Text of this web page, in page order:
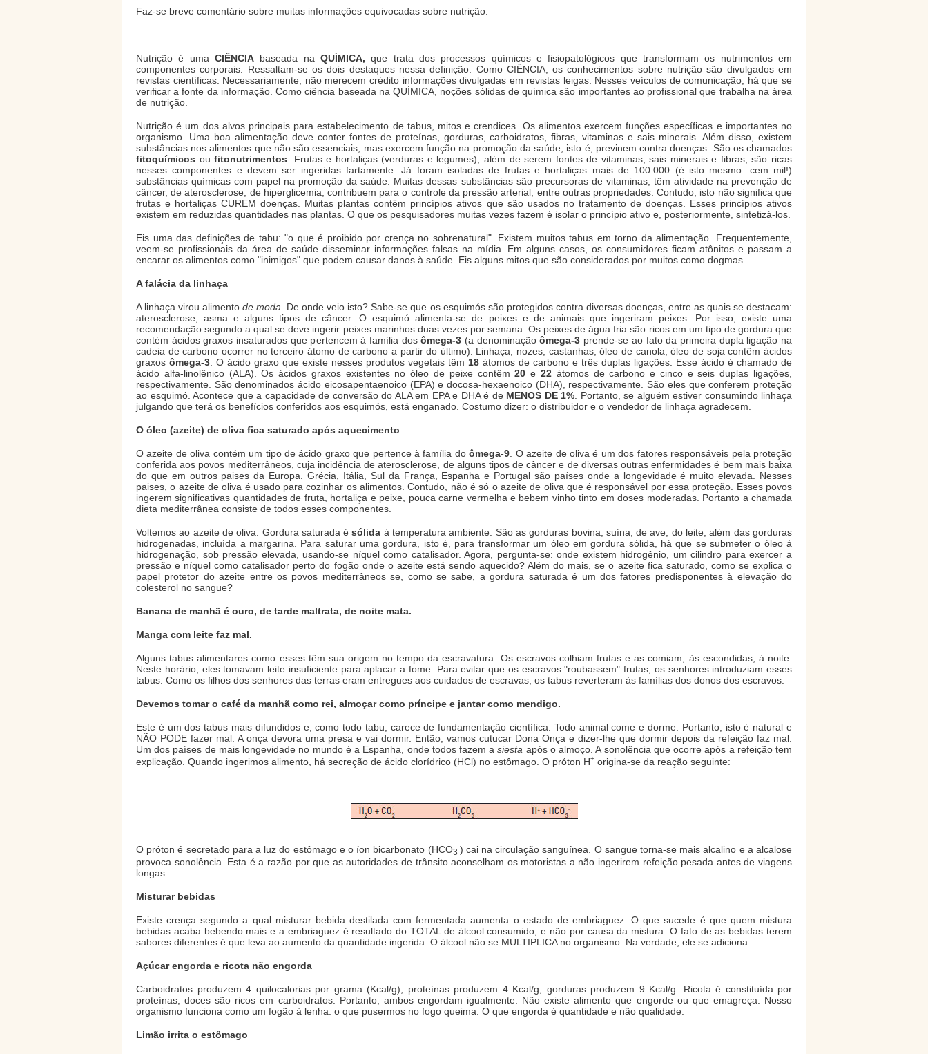
Faz-se breve comentário sobre muitas informações equivocadas sobre nutrição.
Nutrição é uma CIÊNCIA baseada na QUÍMICA, que trata dos processos químicos e fisiopatológicos que transformam os nutrimentos em
componentes corporais. Ressaltam-se os dois destaques nessa definição. Como CIÊNCIA, os conhecimentos sobre nutrição são divulgados em
revistas científicas. Necessariamente, não merecem crédito informações divulgadas em revistas leigas. Nesses veículos de comunicação, há que se
verificar a fonte da informação. Como ciência baseada na QUÍMICA, noções sólidas de química são importantes ao profissional que trabalha na área
de nutrição.
Nutrição é um dos alvos principais para estabelecimento de tabus, mitos e crendices. Os alimentos exercem funções específicas e importantes no
organismo. Uma boa alimentação deve conter fontes de proteínas, gorduras, carboidratos, fibras, vitaminas e sais minerais. Além disso, existem
substâncias nos alimentos que não são essenciais, mas exercem função na promoção da saúde, isto é, previnem contra doenças. São os chamados
fitoquímicos oufitonutrimentos . Frutas e hortaliças (verduras e legumes), além de serem fontes de vitaminas, sais minerais e fibras, são ricas
nesses componentes e devem ser ingeridas fartamente. Já foram isoladas de frutas e hortaliças mais de 100.000 (é isto mesmo: cem mil!)
substâncias químicas com papel na promoção da saúde. Muitas dessas substâncias são precursoras de vitaminas; têm atividade na prevenção de
câncer, de aterosclerose, de hiperglicemia; contribuem para o controle da pressão arterial, entre outras propriedades. Contudo, isto não significa que
frutas e hortaliças CUREM doenças. Muitas plantas contêm princípios ativos que são usados no tratamento de doenças. Esses princípios ativos
existem em reduzidas quantidades nas plantas. O que os pesquisadores muitas vezes fazem é isolar o princípio ativo e, posteriormente, sintetizá-los.
Eis uma das definições de tabu: "o que é proibido por crença no sobrenatural". Existem muitos tabus em torno da alimentação. Frequentemente,
veem-se profissionais da área de saúde disseminar informações falsas na mídia. Em alguns casos, os consumidores ficam atônitos e passam a
encarar os alimentos como "inimigos" que podem causar danos à saúde. Eis alguns mitos que são considerados por muitos como dogmas.
A falácia da linhaça
A linhaça virou alimentode moda.
De onde veio isto? Sabe-se que os esquimós são protegidos contra diversas doenças, entre as quais se destacam:
aterosclerose, asma e alguns tipos de câncer. O esquimó alimenta-se de peixes e de animais que ingeriram peixes. Por isso, existe uma
recomendação segundo a qual se deve ingerir peixes marinhos duas vezes por semana. Os peixes de água fria são ricos em um tipo de gordura que
contém ácidos graxos insaturados que pertencem à família dosômega-3 (a denominaçãoômega-3 prende-se ao fato da primeira dupla ligação na
cadeia de carbono ocorrer no terceiro átomo de carbono a partir do último). Linhaça, nozes, castanhas, óleo de canola, óleo de soja contêm ácidos
graxos ômega-3 . O ácido graxo que existe nesses produtos vegetais têm 18 átomos de carbono e três duplas ligações. Esse ácido é chamado de
ácido alfa-linolênico (ALA). Os ácidos graxos existentes no óleo de peixe contêm20 e 22átomos de carbono e cinco e seis duplas ligações,
respectivamente. São denominados ácido eicosapentaenoico (EPA) e docosa-hexaenoico (DHA), respectivamente. São eles que conferem proteção
ao esquimó. Acontece que a capacidade de conversão do ALA em EPA e DHA é de MENOS DE 1% . Portanto, se alguém estiver consumindo linhaça
julgando que terá os benefícios conferidos aos esquimós, está enganado. Costumo dizer: o distribuidor e o vendedor de linhaça agradecem.
O óleo (azeite) de oliva fica saturado após aquecimento
O azeite de oliva contém um tipo de ácido graxo que pertence à família doômega-9 . O azeite de oliva é um dos fatores responsáveis pela proteção
conferida aos povos mediterrâneos, cuja incidência de aterosclerose, de alguns tipos de câncer e de diversas outras enfermidades é bem mais baixa
do que em outros paises da Europa. Grécia, Itália, Sul da França, Espanha e Portugal são países onde a longevidade é muito elevada. Nesses
paises, o azeite de oliva é usado para cozinhar os alimentos. Contudo, não é só o azeite de oliva que é responsável por essa proteção. Esses povos
ingerem significativas quantidades de fruta, hortaliça e peixe, pouca carne vermelha e bebem vinho tinto em doses moderadas. Portanto a chamada
dieta mediterrânea consiste de todos esses componentes.
Voltemos ao azeite de oliva. Gordura saturada ésólida à temperatura ambiente. São as gorduras bovina, suína, de ave, do leite, além das gorduras
hidrogenadas, incluída a margarina. Para saturar uma gordura, isto é, para transformar um óleo em gordura sólida, há que se submeter o óleo à
hidrogenação, sob pressão elevada, usando-se níquel como catalisador. Agora, pergunta-se: onde existem hidrogênio, um cilindro para exercer a
pressão e níquel como catalisador perto do fogão onde o azeite está sendo aquecido? Além do mais, se o azeite fica saturado, como se explica o
papel protetor do azeite entre os povos mediterrâneos se, como se sabe, a gordura saturada é um dos fatores predisponentes à elevação do
colesterol no sangue?
Banana de manhã é ouro, de tarde maltrata, de noite mata.
Manga com leite faz mal.
Alguns tabus alimentares como esses têm sua origem no tempo da escravatura. Os escravos colhiam frutas e as comiam, às escondidas, à noite.
Neste horário, eles tomavam leite insuficiente para aplacar a fome. Para evitar que os escravos "roubassem" frutas, os senhores introduziam esses
tabus. Como os filhos dos senhores das terras eram entregues aos cuidados de escravas, os tabus reverteram às famílias dos donos dos escravos.
Devemos tomar o café da manhã como rei, almoçar como príncipe e jantar como mendigo.
Este é um dos tabus mais difundidos e, como todo tabu, carece de fundamentação científica. Todo animal come e dorme. Portanto, isto é natural e
NÃO PODE fazer mal. A onça devora uma presa e vai dormir. Então, vamos cutucar Dona Onça e dizer-lhe que dormir depois da refeição faz mal.
Um dos países de mais longevidade no mundo é a Espanha, onde todos fazem asiesta após o almoço. A sonolência que ocorre após a refeição tem
explicação. Quando ingerimos alimento, há secreção de ácido clorídrico (HCl) no estômago. O próton H+ origina-se da reação seguinte:
O próton é secretado para a luz do estômago e o íon bicarbonato (HCO3
-) cai na circulação sanguínea. O sangue torna-se mais alcalino e a alcalose
provoca sonolência. Esta é a razão por que as autoridades de trânsito aconselham os motoristas a não ingerirem refeição pesada antes de viagens
longas.
Misturar bebidas
Existe crença segundo a qual misturar bebida destilada com fermentada aumenta o estado de embriaguez. O que sucede é que quem mistura
bebidas acaba bebendo mais e a embriaguez é resultado do TOTAL de álcool consumido, e não por causa da mistura. O fato de as bebidas terem
sabores diferentes é que leva ao aumento da quantidade ingerida. O álcool não se MULTIPLICA no organismo. Na verdade, ele se adiciona.
Açúcar engorda e ricota não engorda
Carboidratos produzem 4 quilocalorias por grama (Kcal/g); proteínas produzem 4 Kcal/g; gorduras produzem 9 Kcal/g. Ricota é constituída por
proteínas; doces são ricos em carboidratos. Portanto, ambos engordam igualmente. Não existe alimento que engorde ou que emagreça. Nosso
organismo funciona como um fogão à lenha: o que pusermos no fogo queima. O que engorda é quantidade e não qualidade.
Limão irrita o estômago